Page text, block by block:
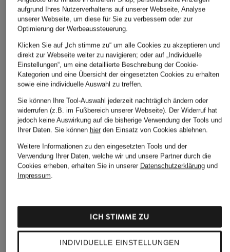
+Aktionsrabatt
TOMMY HILFIGER
Parka
Bestpreis:
127,49 €
Ursprünglich: 279,90 €
+Aktionsrabatt
FUCHS SCHMITT
Parka
Bestpreis:
144,49 €
Ursprünglich:259,99 €
Parka ICON
449 €
Bikinis Damen
Mäntel für Herren
aufgrund Ihres Nutzerverhaltens auf unserer Webseite, Analyse
unserer Webseite, um diese für Sie zu verbessern oder zur
Optimierung der Werbeaussteuerung.
Klicken Sie auf „Ich stimme zu“ um alle Cookies zu akzeptieren und
direkt zur Webseite weiter zu navigieren; oder auf „Individuelle
Einstellungen“, um eine detaillierte Beschreibung der Cookie-
Kategorien und eine Übersicht der eingesetzten Cookies zu erhalten
sowie eine individuelle Auswahl zu treffen.
Sie können Ihre Tool-Auswahl jederzeit nachträglich ändern oder
widerrufen (z.B. im Fußbereich unserer Webseite). Der Widerruf hat
jedoch keine Auswirkung auf die bisherige Verwendung der Tools und
Ihrer Daten. Sie können hierden Einsatz von Cookies ablehnen.
Weitere Informationen zu den eingesetzten Tools und der
Verwendung Ihrer Daten, welche wir und unsere Partner durch die
Cookies erheben, erhalten Sie in unserer Datenschutzerklärungund
Impressum.
INDIVIDUELLE EINSTELLUNGEN
ICH STIMME ZU